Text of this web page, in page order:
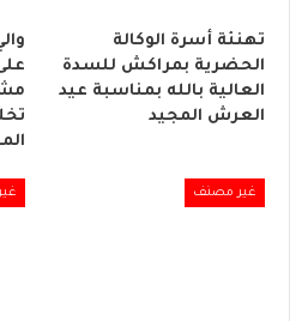
تهنئة أسرة الوكالة
الحضرية بمراكش للسدة
العالية بالله بمناسبة عيد
العرش المجيد
غير مصنف